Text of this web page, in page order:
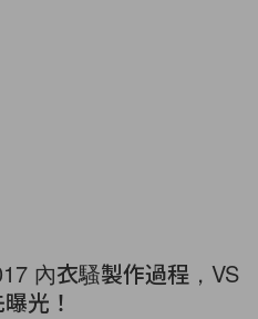
內衣騷製作過程，VS
光！